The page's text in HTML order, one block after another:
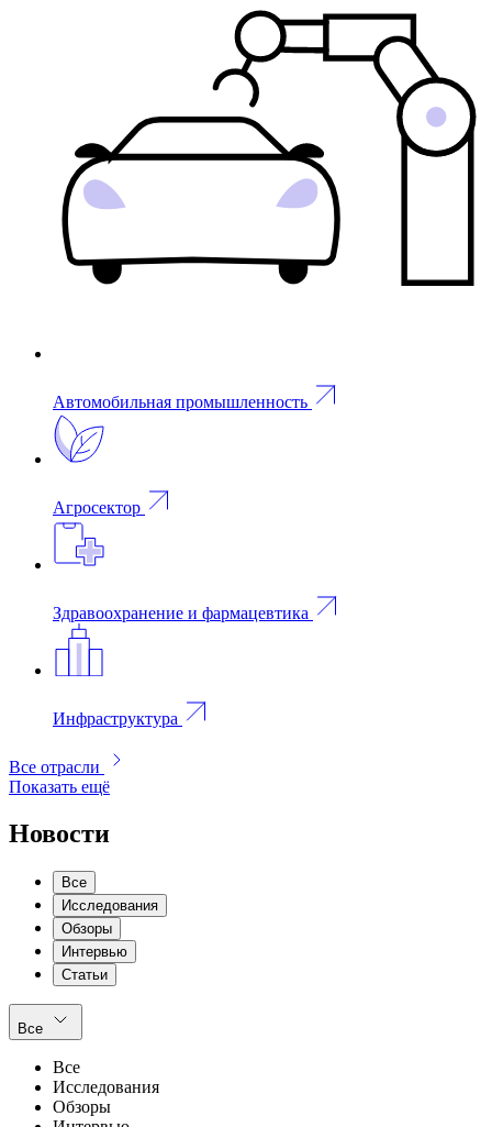
Автомобильная промышленность
Агросектор
Здравоохранение и фармацевтика
Инфраструктура
Все отрасли
Показать ещё
Новости
Все
Исследования
Обзоры
Интервью
Статьи
Все
Все
Исследования
Обзоры